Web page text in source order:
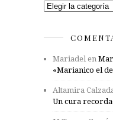
Categorías
Mariadel en
«Marianico el
Altamira
Un cura